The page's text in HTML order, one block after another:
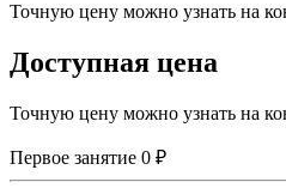
Точную цену можно узнать на
Доступная цена
Точную цену можно узнать на
Первое занятие 0 ₽